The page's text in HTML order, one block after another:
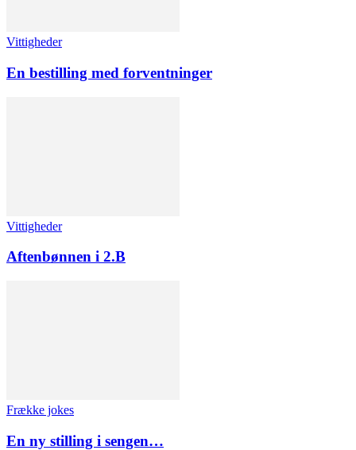
Vittigheder
En bestilling med forventninger
Vittigheder
Aftenbønnen i 2.B
Frække jokes
En ny stilling i sengen…